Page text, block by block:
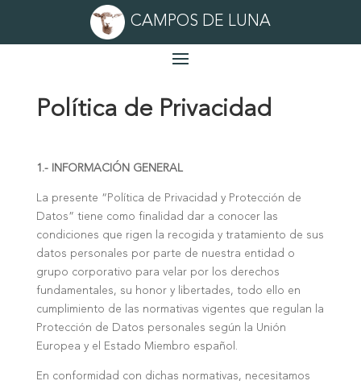
CAMPOS DE LUNA
Política de Privacidad
1.- INFORMACIÓN GENERAL
La presente “Política de Privacidad y Protección de
Datos” tiene como finalidad dar a conocer las
condiciones que rigen la recogida y tratamiento de sus
datos personales por parte de nuestra entidad o
grupo corporativo para velar por los derechos
fundamentales, su honor y libertades, todo ello en
cumplimiento de las normativas vigentes que regulan la
Protección de Datos personales según la Unión
Europea y el Estado Miembro español.
En conformidad con dichas normativas, necesitamos